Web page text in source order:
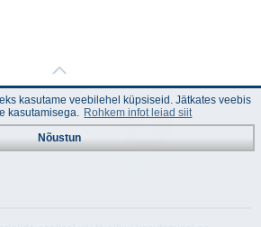
kasutame veebilehel küpsiseid. Jätkates veebis
kasutamisega. Rohkem infot leiad siit
Nõustun